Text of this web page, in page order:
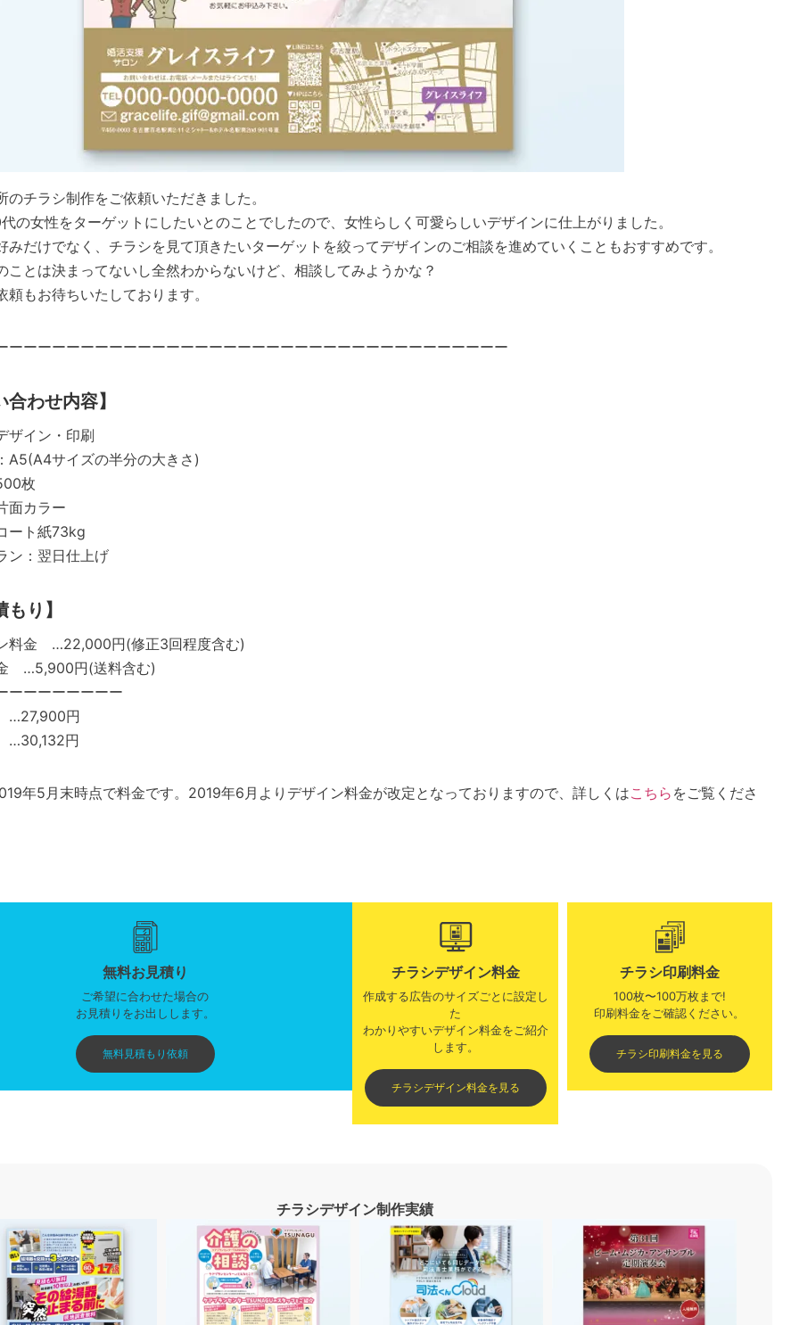
のチラシ制作をご依頼いただきました。
の女性をターゲットにしたいとのことでしたので、女性らしく可愛らしいデザインに仕上がりました。
みだけでなく、チラシを見て頂きたいターゲットを絞ってデザインのご相談を進めていくこともおすすめです。
ことは決まってないし全然わからないけど、相談してみようかな？
頼もお待ちいたしております。
ーーーーーーーーーーーーーーーーーーーーーーーーーーーーーーーーーーー
わせ内容】
ザイン・印刷
A5(A4サイズの半分の大きさ)
枚
面カラー
ート紙73kg
ン：翌日仕上げ
り】
料金 …22,000円(修正3回程度含む)
…5,900円(送料含む)
ーーーーーーーー
…27,900円
…30,132円
年5月末時点で料金です。2019年6月よりデザイン料金が改定となっておりますので、詳しくはこちら をご覧くださ
無料お見積り
ご希望に合わせた場合の
お見積りをお出しします。
無料見積もり依頼
チラシデザイン料金
作成する広告のサイズごとに設定し
た
わかりやすいデザイン料金をご紹介
します。​​
チラシデザイン料金を見る
チラシ印刷料金
100枚〜100万枚まで!
印刷料金をご確認ください。​
チラシ印刷料金を見る
チラシデザイン制作実績